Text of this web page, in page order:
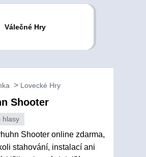
Válečné Hry
Lovecké Hry
Shooter
hlasy
Shooter online zdarma,
stahování, instalací ani